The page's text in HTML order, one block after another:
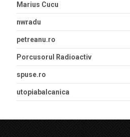
Marius Cucu
nwradu
petreanu.ro
Porcusorul Radioactiv
spuse.ro
utopiabalcanica